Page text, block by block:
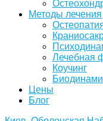
Методы лечения
Лечебная
Коучинг
Цены
Блог